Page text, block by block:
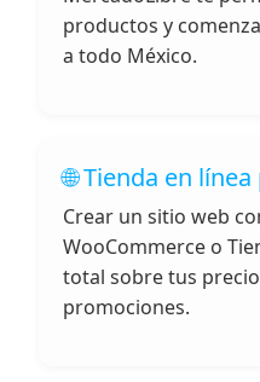
productos y
a todo México.
🌐 Tienda en
Crear un sitio web
WooCommerce o
total sobre tus
promociones.